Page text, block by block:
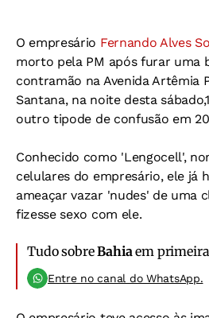
O empresário Fernando Alves
morto pela PM após furar uma
contramão na Avenida Artêmia
Santana, na noite desta
outro tipode de confusão em
Conhecido como 'Lengocell',
celulares do empresário, ele já
ameaçar vazar 'nudes' de uma
fizesse sexo com ele.
Tudo sobreBahiaem
Entre no canal do WhatsApp.